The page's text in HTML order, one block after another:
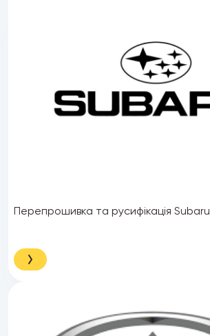
Перепрошивка та русифікація Subaru